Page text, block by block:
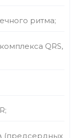
ритма;
QRS,
(предсердных